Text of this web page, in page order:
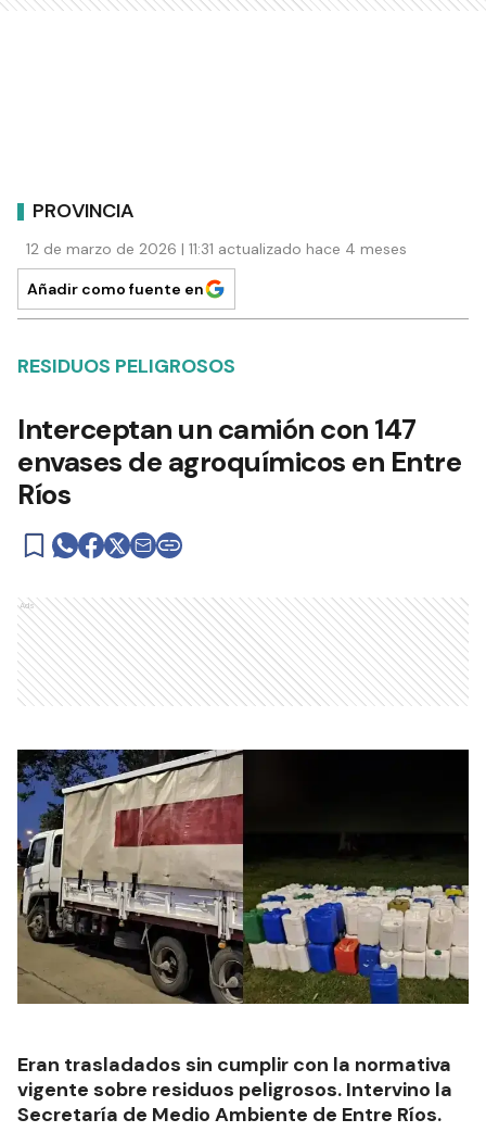
PROVINCIA
12 de marzo de 2026 | 11:31 actualizado hace 4 meses
Añadir como fuente en
RESIDUOS PELIGROSOS
Interceptan un camión con 147
envases de agroquímicos en Entre
Ríos
Ads
Eran trasladados sin cumplir con la normativa
vigente sobre residuos peligrosos. Intervino la
Secretaría de Medio Ambiente de Entre Ríos.